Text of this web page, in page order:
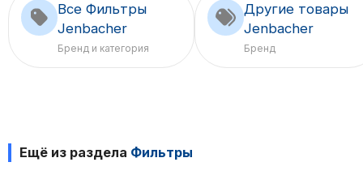
Все Фильтры
Jenbacher
Бренд и категория
Другие товары
Jenbacher
Бренд
Ещё из раздела Фильтры